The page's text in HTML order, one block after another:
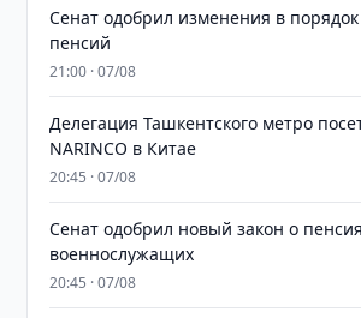
Сенат одобрил изменения в
пенсий
21:00 · 07/08
Делегация Ташкентского метро
NARINCO в Китае
20:45 · 07/08
Сенат одобрил новый закон о
военнослужащих
20:45 · 07/08